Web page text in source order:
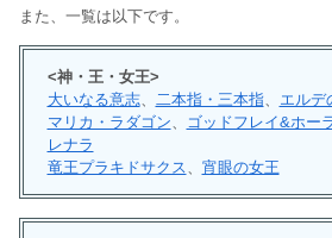
また、一覧は以下です。
<神・王・女王>
大いなる意志、 二本指・三本指、 エルデ
マリカ・ラダゴン、 ゴッドフレイ&ホー
レナラ
竜王プラキドサクス、 宵眼の女王